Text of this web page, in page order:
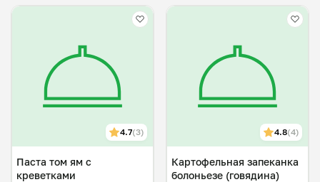
4.7(3)
Паста том ям с
креветками
4.8(4)
Картофельная запеканка
болоньезе (говядина)